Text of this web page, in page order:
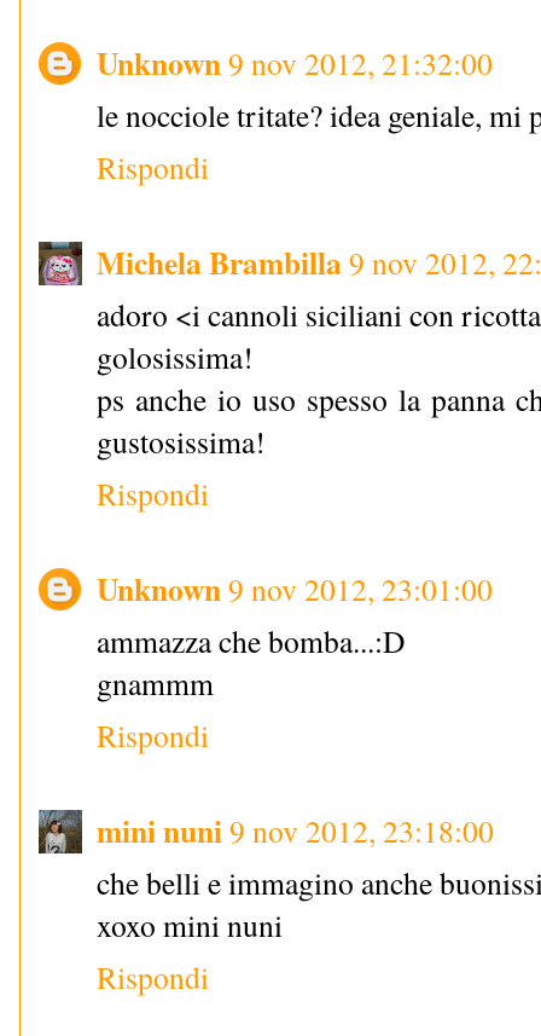
Unknown9 nov 2012, 21:32:00
le nocciole tritate? idea geniale, mi
Rispondi
Michela Brambilla9 nov 2012,
adoro <i cannoli siciliani con
golosissima!
ps anche io uso spesso la panna
gustosissima!
Rispondi
Unknown9 nov 2012, 23:01:00
ammazza che bomba...:D
gnammm
Rispondi
mini nuni9 nov 2012, 23:18:00
che belli e immagino anche
xoxo mini nuni
Rispondi